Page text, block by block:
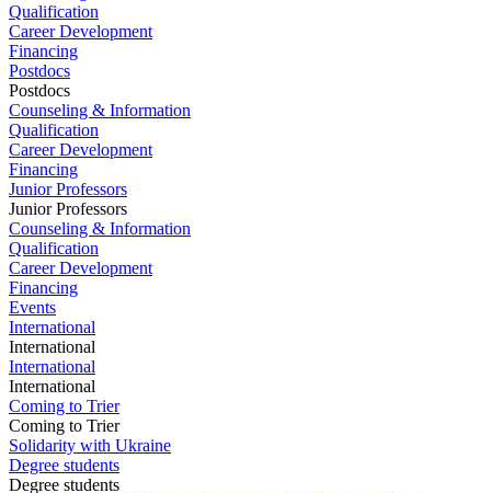
Qualification
Career Development
Financing
Postdocs
Postdocs
Counseling & Information
Qualification
Career Development
Financing
Junior Professors
Junior Professors
Counseling & Information
Qualification
Career Development
Financing
Events
International
International
International
International
Coming to Trier
Coming to Trier
Solidarity with Ukraine
Degree students
Degree students